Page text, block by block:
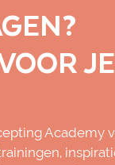
Academy